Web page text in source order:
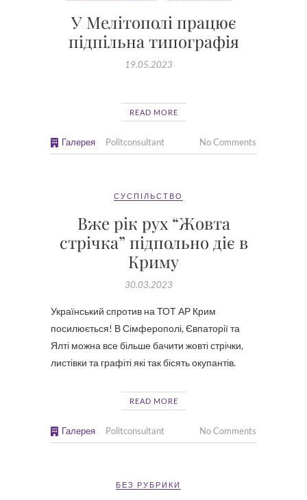
У Мелітополі працює
підпільна типографія
19.05.2023
READ MORE
Галерея Politconsultant No Comments
СУСПІЛЬСТВО
Вже рік рух “Жовта
стрічка” підпольно діє в
Криму
30.03.2023
Український спротив на ТОТ АР Крим
посилюється! В Сімферополі, Євпаторії та
Ялті можна все більше бачити жовті стрічки,
листівки та графіті які так бісять окупантів.
READ MORE
Галерея Politconsultant No Comments
БЕЗ РУБРИКИ